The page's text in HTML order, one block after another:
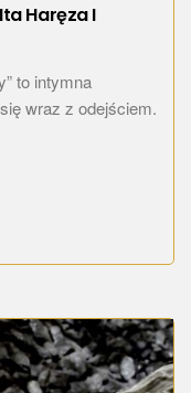
Ita Haręza I
to intymna
wraz z odejściem.